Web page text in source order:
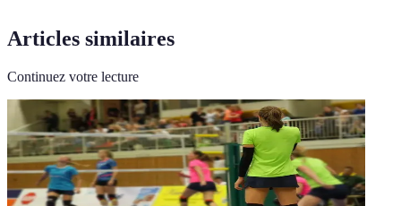
Articles similaires
Continuez votre lecture